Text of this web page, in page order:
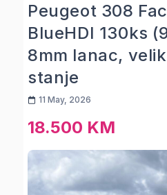
Peugeot 308
BlueHDI 130ks
8mm lanac,
stanje
11 May, 2026
18.500 KM